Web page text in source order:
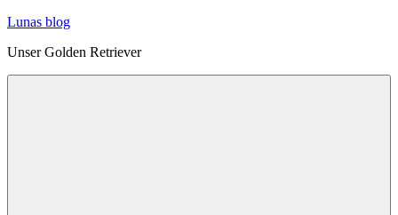
Zum
springen
Lunas blog
Unser Golden Retriever